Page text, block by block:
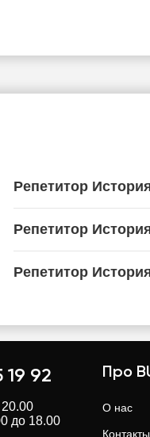
Репетитор
Репетитор
Репетитор
19 92
до 18.00
Про
О нас
Контакты